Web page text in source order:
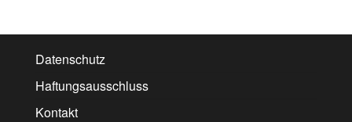
Datenschutz
Haftungsausschluss
Kontakt